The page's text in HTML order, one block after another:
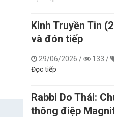
Kinh Truyền Tin
và đón tiếp
29/06/2026 / 133 /
Đọc tiếp
Rabbi Do Thái:
thông điệp